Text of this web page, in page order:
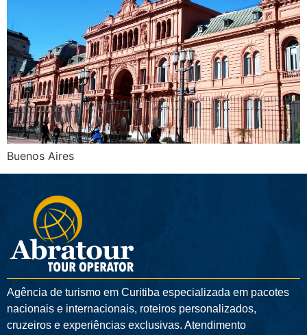
Buenos Aires
Agência de turismo em Curitiba especializada em pacotes
nacionais e internacionais, roteiros personalizados,
cruzeiros e experiências exclusivas. Atendimento